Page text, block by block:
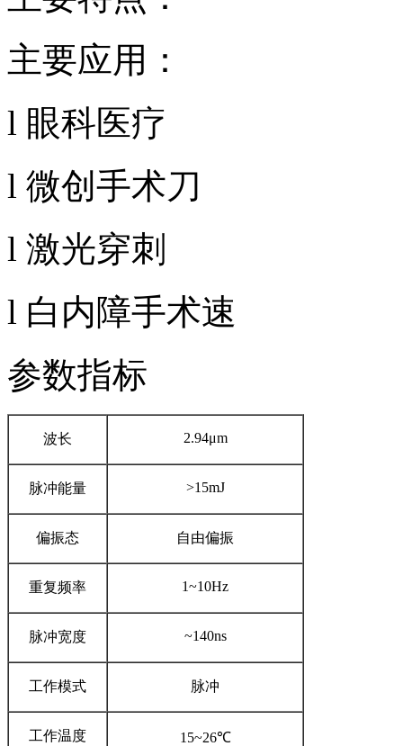
主要应用：
l 眼科医疗
l 微创手术刀
l 激光穿刺
l 白内障手术速
参数指标
波长 2.94μm
脉冲能量 >15mJ
偏振态 自由偏振
重复频率 1~10Hz
脉冲宽度 ~140ns
工作模式 脉冲
工作温度 15~26℃